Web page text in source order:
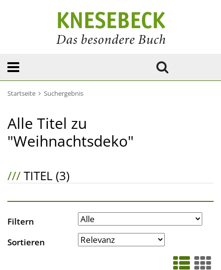
Startseite Suchergebnis
Alle Titel zu
"Weihnachtsdeko"
///TITEL (3)
Filtern
Sortieren